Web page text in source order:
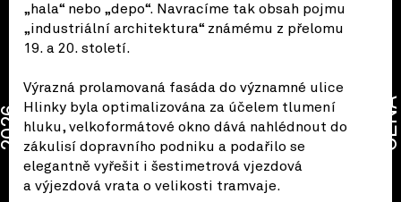
„hala“ nebo „depo“. Navracíme tak obsah pojmu
„industriální architektura“ známému z přelomu
19. a 20. století.
Výrazná prolamovaná fasáda do významné ulice
Hlinky byla optimalizována za účelem tlumení
hluku, velkoformátové okno dává nahlédnout do
zákulisí dopravního podniku a podařilo se
elegantně vyřešit i šestimetrová vjezdová
a výjezdová vrata o velikosti tramvaje.
2026 CENA